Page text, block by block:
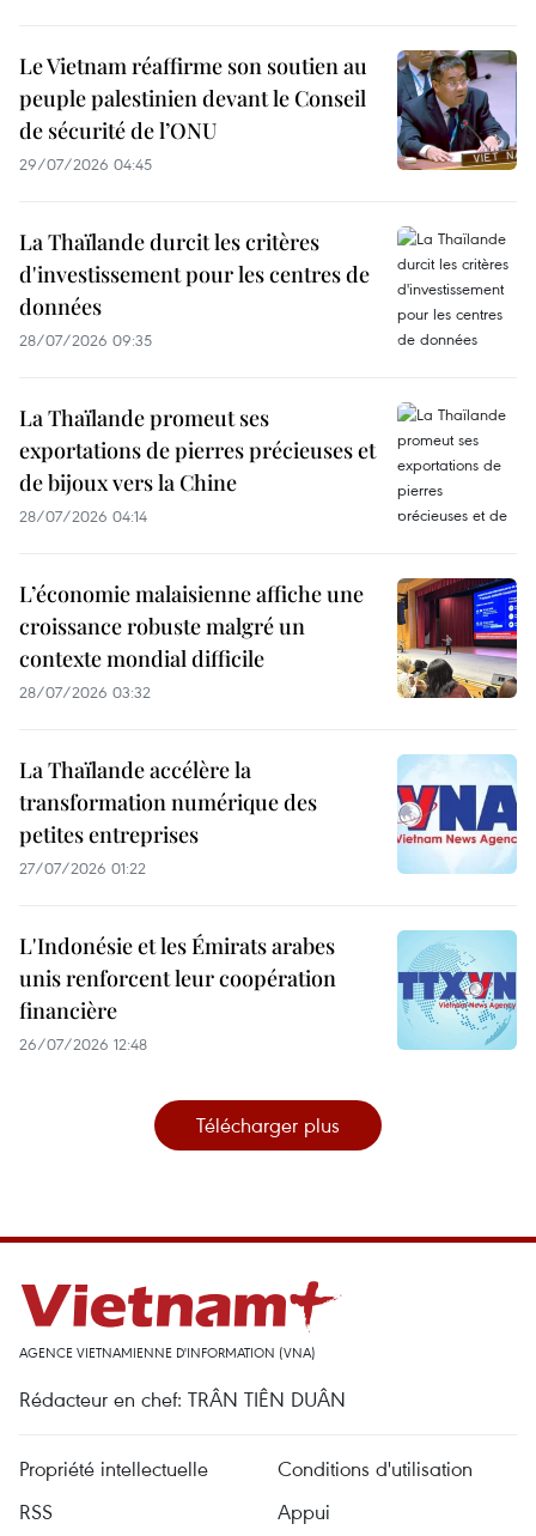
Le Vietnam réaffirme son soutien au
peuple palestinien devant le Conseil
de sécurité de l’ONU
29/07/2026 04:45
La Thaïlande durcit les critères
d'investissement pour les centres de
données
28/07/2026 09:35
La Thaïlande promeut ses
exportations de pierres précieuses et
de bijoux vers la Chine
28/07/2026 04:14
L’économie malaisienne affiche une
croissance robuste malgré un
contexte mondial difficile
28/07/2026 03:32
La Thaïlande accélère la
transformation numérique des
petites entreprises
27/07/2026 01:22
L'Indonésie et les Émirats arabes
unis renforcent leur coopération
financière
26/07/2026 12:48
Télécharger plus
AGENCE VIETNAMIENNE D'INFORMATION (VNA)
Rédacteur en chef: TRÂN TIÊN DUÂN
Propriété intellectuelle
Conditions d'utilisation
RSS
Appui